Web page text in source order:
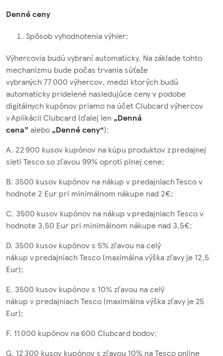
Denné ceny
Spôsob vyhodnotenia výhier:
Výhercovia budú vybraní automaticky. Na základe tohto
mechanizmu bude počas trvania súťaže
vybraných 77 000 výhercov, medzi ktorých budú
automaticky pridelené nasledujúce ceny v podobe
digitálnych kupónov priamo na účet Clubcard výhercov
v Aplikácii Clubcard (ďalej len „Denná
cena” alebo „Denné ceny“):
A. 22 900 kusov kupónov na kúpu produktov z predajnej
sieti Tesco so zľavou 99% oproti plnej cene;
B. 3500 kusov kupónov na nákup v predajniach Tesco v
hodnote 2 Eur pri minimálnom nákupe nad 2€;
C. 3500 kusov kupónov na nákup v predajniach Tesco v
hodnote 3,50 Eur pri minimálnom nákupe nad 3,5€;
D. 3500 kusov kupónov s 5% zľavou na celý
nákup v predajniach Tesco (maximálna výška zľavy je 12,5
Eur);
E. 3500 kusov kupónov s 10% zľavou na celý
nákup v predajniach Tesco (maximálna výška zľavy je 25
Eur);
F. 11 000 kupónov na 600 Clubcard bodov;
G. 12 300 kusov kupónov s zľavou 10% na Tesco online